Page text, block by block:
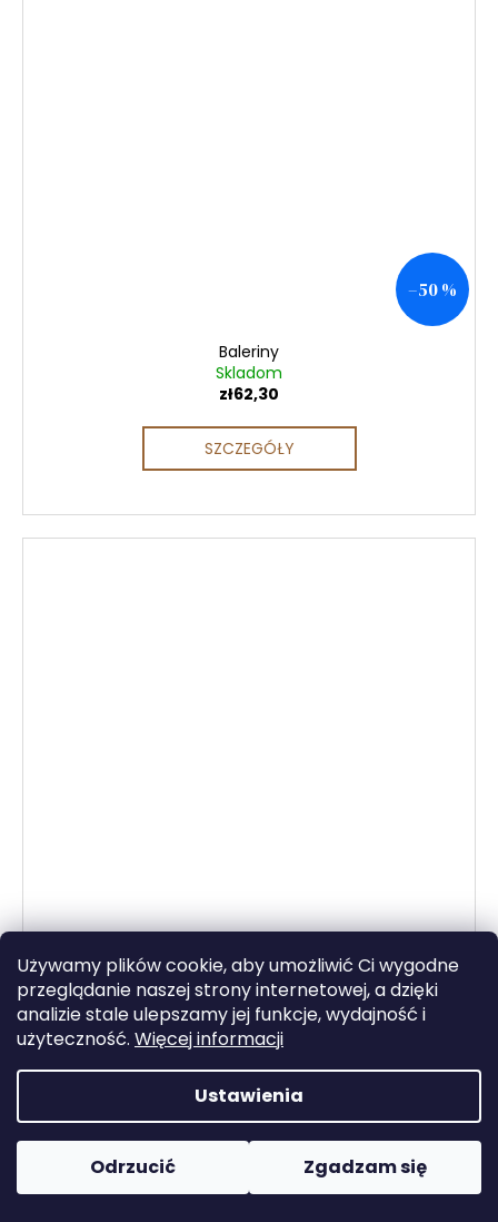
Używamy plików cookie, aby umożliwić Ci wygodne
przeglądanie naszej strony internetowej, a dzięki
analizie stale ulepszamy jej funkcje, wydajność i
użyteczność. Więcej informacji
Ustawienia
Odrzucić Zgadzam się
–50 %
Baleriny
Skladom
zł62,30
SZCZEGÓŁY